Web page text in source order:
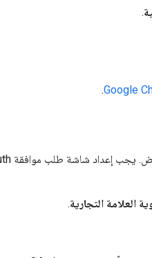
.
.
العلامة التجارية.